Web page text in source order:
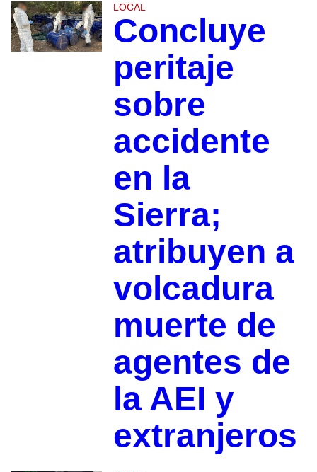
LOCAL
Concluye
peritaje
sobre
accidente
en la
Sierra;
atribuyen a
volcadura
muerte de
agentes de
la AEI y
extranjeros